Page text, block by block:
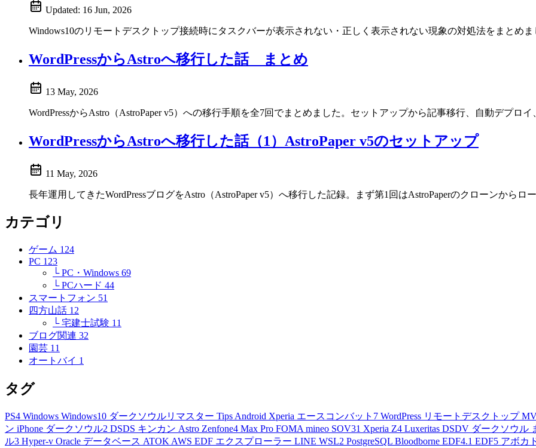
Updated: 16 Jun, 2026
Windows10のリモートデスクトップ接続時にタスクバーが表示されない・正しく表示されない現象の対処法をまとめま
WordPressからAstroへ移行した話 まとめ
13 May, 2026
WordPressからAstro（AstroPaper v5）への移行手順を全7回でまとめました。セットアップから記事移行、自動デプロ
WordPressからAstroへ移行した話（1）AstroPaper v5のセットアップ
11 May, 2026
長年運用してきたWordPressブログをAstro（AstroPaper v5）へ移行した記録。まず第1回はAstroPaperのクローンから
カテゴリ
ゲーム 124
PC 123
└ PC・Windows 69
└ PCハード 44
スマートフォン 51
四方山話 12
└ 宅建士試験 11
ブログ関連 32
園芸 11
オートバイ 1
タグ
PS4 Windows Windows10 ダークソウルリマスター Tips Android Xperia エースコンバット7 WordPress リモートデスクトップ
ン iPhone ダークソウル2 DSDS キンカン Astro Zenfone4 Max Pro FOMA mineo SOV31 Xperia Z4 Luxeritas DSDV ダークソウル
ル3 Hyper-v Oracle データベース ATOK AWS EDF エクスプローラー LINE WSL2 PostgreSQL Bloodborne EDF4.1 EDF5 アボカ